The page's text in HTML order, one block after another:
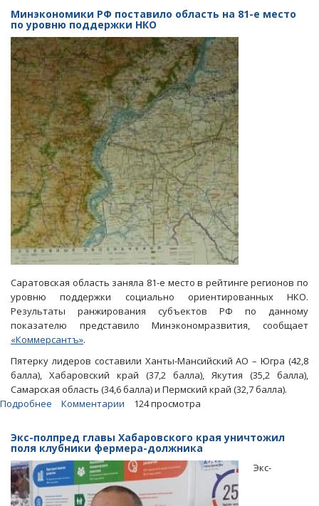
хабаровский
ГФИ
приговорен
к
9
годам
колонии
и
крупному
штрафу
Минэкономики РФ поставило область на 81-е место
по уровню поддержки НКО
Саратовская область заняла 81-е место в рейтинге регионов по
уровню поддержки социально ориентированных НКО.
Результаты ранжирования субъектов РФ по данному
показателю представило Минэкономразвития, сообщает
«Коммерсантъ».
Пятерку лидеров составили Ханты-Мансийский АО – Югра (42,8
балла), Хабаровский край (37,2 балла), Якутия (35,2 балла),
Самарская область (34,6 балла) и Пермский край (32,7 балла).
Подробнее
поставило
область
на
81-
е
Комментарии 124 просмотра
Экс-полпред главы Хабаровского края уничтожил
поля клубники фермера-должника
Экс-